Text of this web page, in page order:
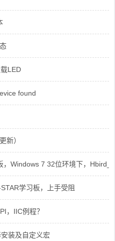
LED
found
新）
，Windows 7 32位环境下，
学习板，上手受阻
，IIC例程？
安装及自定义宏